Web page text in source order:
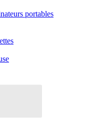
portables